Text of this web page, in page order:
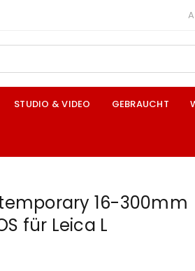
STUDIO & VIDEO GEBRAUCHT
16-300mm
für Leica L